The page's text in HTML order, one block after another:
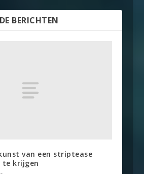
BERICHTEN
van een striptease
te krijgen